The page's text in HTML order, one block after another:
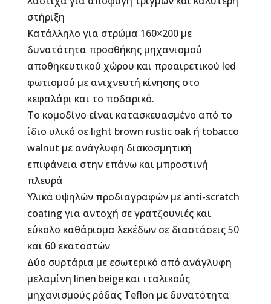
στήριξη
Κατάλληλο για στρώμα 160×200 με
δυνατότητα προσθήκης μηχανισμού
αποθηκευτικού χώρου και προαιρετικού led
φωτισμού με ανιχνευτή κίνησης στο
κεφαλάρι και το ποδαρικό.
Το κομοδίνο είναι κατασκευασμένο από το
ίδιο υλικό σε light brown rustic oak ή tobacco
walnut με ανάγλυφη διακοσμητική
επιφάνεια στην επάνω και μπροστινή
πλευρά
Υλικά υψηλών προδιαγραφών με anti-scratch
coating για αντοχή σε γρατζουνιές και
εύκολο καθάρισμα λεκέδων σε διαστάσεις 50
και 60 εκατοστών
Δύο συρτάρια με εσωτερικό από ανάγλυφη
μελαμίνη linen beige και ιταλικούς
μηχανισμούς ρόδας Teflon με δυνατότητα